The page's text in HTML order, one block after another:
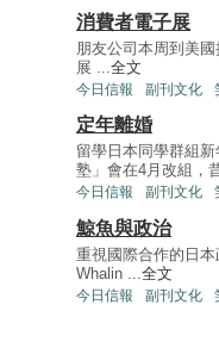
消費者電子展
朋友公司本周到美
展 ... 全文
今日信報 副刊文化
定年離婚
留學日本同學群組
塾」會在4月改組，
今日信報 副刊文化
鯨魚與政治
重視國際合作的日
Whalin ... 全文
今日信報 副刊文化